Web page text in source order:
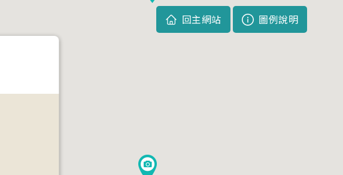
回主網站 圖例說明